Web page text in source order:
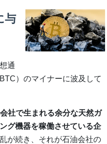
与
通
）のマイナーに波及して
社で生まれる余分な天然ガ
グ機器を稼働させている企
が続き、それが石油会社の